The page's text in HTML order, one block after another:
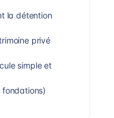
la détention
privé
simple et
fondations)